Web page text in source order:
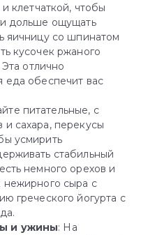
клетчаткой, чтобы
и дольше ощущать
яичницу со шпинатом
кусочек ржаного
отлично
еда обеспечит вас
питательные, с
сахара, перекусы
усмирить
стабильный
немного орехов и
нежирного сыра с
греческого йогурта с
и ужины: На